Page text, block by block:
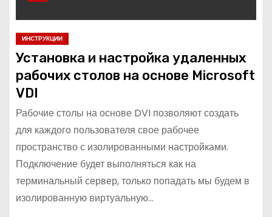
ИНСТРУКЦИИ
Установка и настройка удаленных
рабочих столов на основе Microsoft
VDI
Рабочие столы на основе DVI позволяют создать
для каждого пользователя свое рабочее
пространство с изолированными настройками.
Подключение будет выполняться как на
терминальный сервер, только попадать мы будем в
изолированную виртуальную…